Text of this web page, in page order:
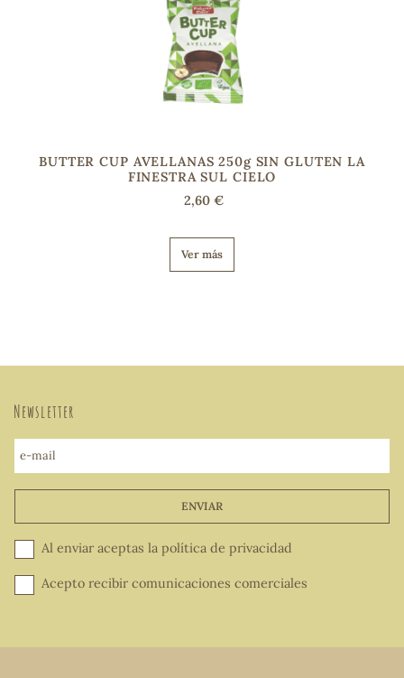
BUTTER CUP AVELLANAS 250g SIN GLUTEN LA
FINESTRA SUL CIELO
2,60 €
Ver más
Newsletter
e-mail
ENVIAR
Al enviar aceptas la política de privacidad
Acepto recibir comunicaciones comerciales